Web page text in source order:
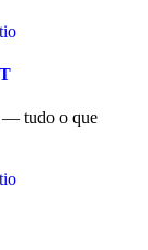
— tudo o que